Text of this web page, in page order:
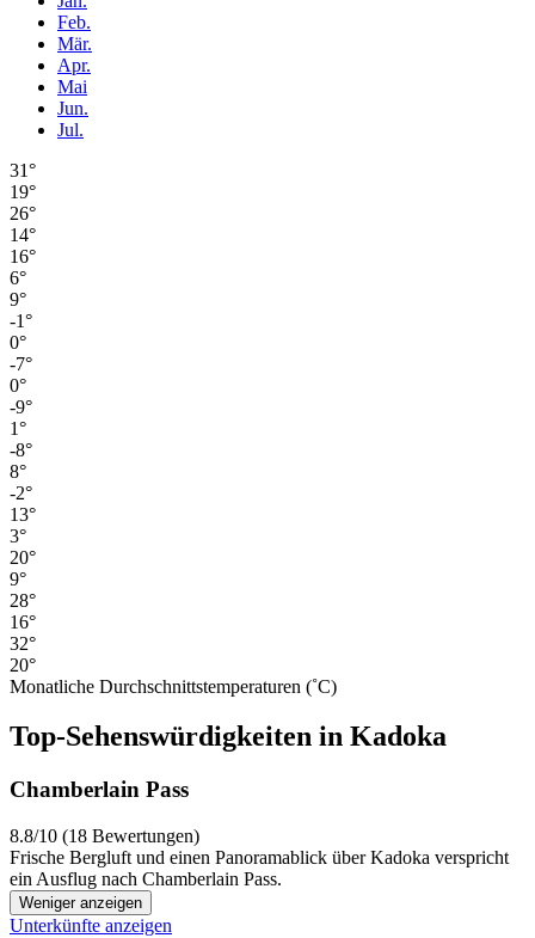
Feb.
Mär.
Apr.
Mai
Jun.
Jul.
31°
19°
26°
14°
16°
6°
9°
-1°
0°
-7°
0°
-9°
1°
-8°
8°
-2°
13°
3°
20°
9°
28°
16°
32°
20°
Monatliche Durchschnittstemperaturen (˚C)
Top-Sehenswürdigkeiten in Kadoka
Chamberlain Pass
8.8/10 (18 Bewertungen)
Frische Bergluft und einen Panoramablick über Kadoka verspricht
ein Ausflug nach Chamberlain Pass.
Weniger anzeigen
Unterkünfte anzeigen